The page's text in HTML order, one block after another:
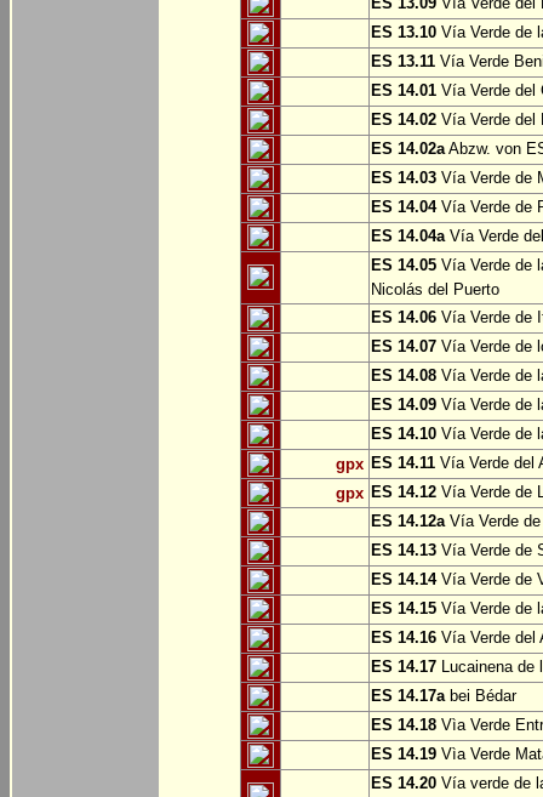
ES 13.10 Vía Verde de
ES 13.11 Vía Verde
ES 14.01 Vía Verde del
ES 14.02 Vía Verde del
ES 14.02aAbzw. von
ES 14.03 Vía Verde de
ES 14.04Vía Verde de
ES 14.04aVía Verde
ES 14.05 Vía Verde de
Nicolás del Puerto
ES 14.06 Vía Verde de
ES 14.07 Vía Verde de
ES 14.08 Vía Verde de
ES 14.09 Vía Verde de
ES 14.10 Vía Verde de
gpx ES 14.11 Vía Verde del
gpx ES 14.12 Vía Verde de
ES 14.12aVía Verde de
ES 14.13 Vía Verde de
ES 14.14Vía Verde de
ES 14.15 Vía Verde de
ES 14.16 Vía Verde del
ES 14.17 Lucainena de
ES 14.17abei Bédar
ES 14.18 Vìa Verde
ES 14.19 Vìa Verde
ES 14.20 Vía verde de